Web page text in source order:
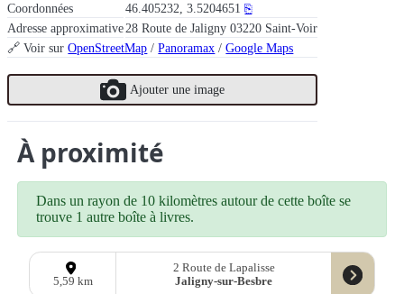
Coordonnées
46.405232, 3.5204651 ⎘
Adresse approximative28 Route de Jaligny 03220 Saint-Voir
🔗 Voir surOpenStreetMap /Panoramax /Google Maps
Ajouter une image
À proximité
Dans un rayon de 10 kilomètres autour de cette boîte se
trouve 1 autre boîte à livres.
5,59 km
2 Route de Lapalisse
Jaligny-sur-Besbre